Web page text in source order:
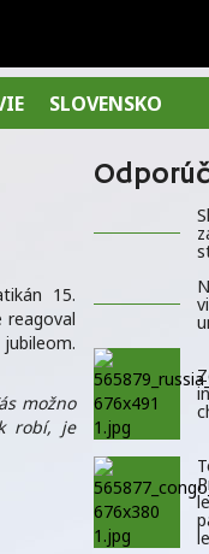
SLOVENSKO
15.
reagoval
možno
robí, je